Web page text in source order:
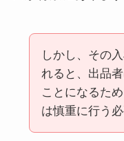
しかし、その
れると、出品
ことになるた
は慎重に行う